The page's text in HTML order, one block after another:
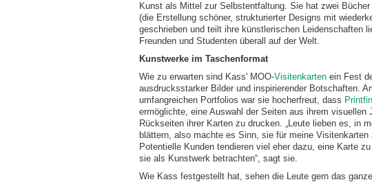
Kunst als Mittel zur Selbstentfaltung. Sie hat zwei Bücher
(die Erstellung schöner, strukturierter Designs mit
geschrieben und teilt ihre künstlerischen Leidenschaften
Freunden und Studenten überall auf der Welt.
Kunstwerke im Taschenformat
Wie zu erwarten sind Kass' MOO-Visitenkarten ein Fest
ausdrucksstarker Bilder und inspirierender Botschaften.
umfangreichen Portfolios war sie hocherfreut, dass
ermöglichte, eine Auswahl der Seiten aus ihrem visuellen
Rückseiten ihrer Karten zu drucken. „Leute lieben es, in
blättern, also machte es Sinn, sie für meine Visitenkarten
Potentielle Kunden tendieren viel eher dazu, eine Karte
sie als Kunstwerk betrachten“, sagt sie.
Wie Kass festgestellt hat, sehen die Leute gern das